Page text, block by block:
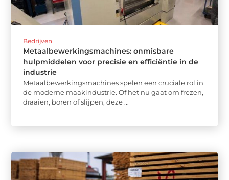
Bedrijven
Metaalbewerkingsmachines: onmisbare
hulpmiddelen voor precisie en efficiëntie in de
industrie
Metaalbewerkingsmachines spelen een cruciale rol in
de moderne maakindustrie. Of het nu gaat om frezen,
draaien, boren of slijpen, deze ...